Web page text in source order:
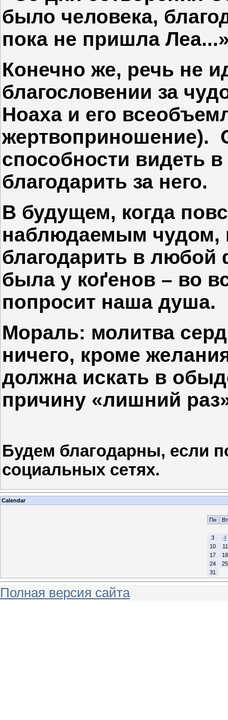
было человека,
пока не пришла
Конечно же, речь не
благословении за
Ноаха и его
жертвоприношение).
способности видеть
благодарить за него.
В будущем, когда
наблюдаемым чудом,
благодарить в любой
была у коґенов – во
попросит наша душа.
Мораль: молитва
ничего, кроме
должна искать в
причину «лишний
Будем благодарны, если
социальных сетях.
Calendar
Пн
Вт
3
4
10
11
17
18
24
25
31
Полная версия сайта